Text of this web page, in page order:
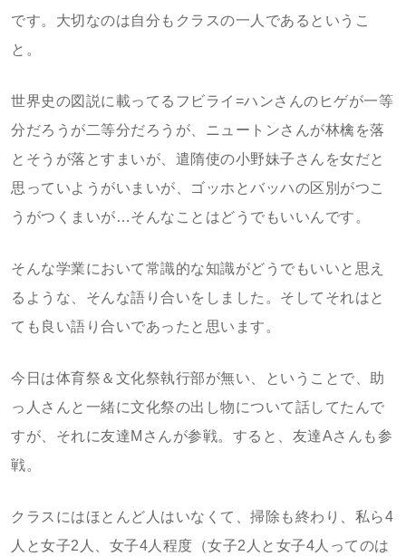
です。大切なのは自分もクラスの一人であるというこ
と。
世界史の図説に載ってるフビライ=ハンさんのヒゲが一等
分だろうが二等分だろうが、ニュートンさんが林檎を落
とそうが落とすまいが、遣隋使の小野妹子さんを女だと
思っていようがいまいが、ゴッホとバッハの区別がつこ
うがつくまいが…そんなことはどうでもいいんです。
そんな学業において常識的な知識がどうでもいいと思え
るような、そんな語り合いをしました。そしてそれはと
ても良い語り合いであったと思います。
今日は体育祭＆文化祭執行部が無い、ということで、助
っ人さんと一緒に文化祭の出し物について話してたんで
すが、それに友達Mさんが参戦。すると、友達Aさんも参
戦。
クラスにはほとんど人はいなくて、掃除も終わり、私ら4
人と女子2人、女子4人程度（女子2人と女子4人ってのは